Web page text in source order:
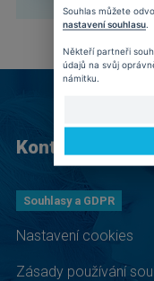
Kontakt
Souhlasy a GDPR
Nastavení cookies
Zásady používání
Souhlas můžete
nastavení souhlasu
Někteří partneři
údajů na svůj
námitku.